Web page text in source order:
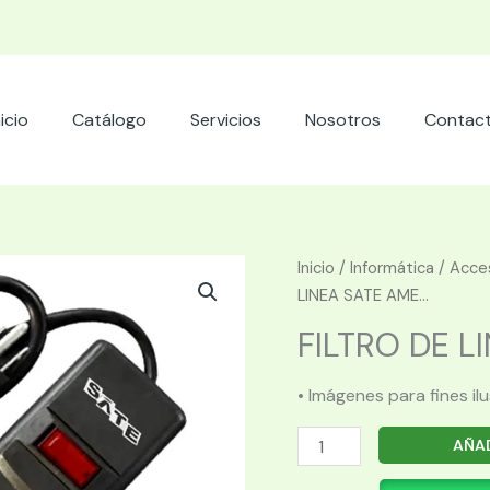
Catálogo Servicios Nosotros
Inicio / Informática /
LINEA SATE AME...
FILTRO DE
• Imágenes para fines
FILTRO
DE